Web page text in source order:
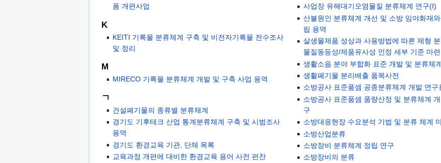
폼 개편사업
K
KEITI 기록물 분류체계 구축 및 비전자기록물 전수조사
및 정리
M
MIRECO 기록물 분류체계 개발 및 구축 사업 용역
ㄱ
건설폐기물의 종류별 분류체계
경기도 기후테크 산업 통계분류체계 구축 및 시범조사
용역
경기도 환경교육 기관, 단체 목록
교육과정 개편에 대비한 환경교육 용어 사전 편찬
사업장 유해대기오염물질 분류체계 연구(I)
산불원인 분류체계 개선 및 소방 임야화재
립 용역
살생물제품 성상과 사용방법에 따른 제형
물질동등성/제품유사성 인정 세부 기준 마련
생활소음 분야 부합화 표준 개발 및 분류체
생활폐기물 분리배출 품목사전
소방공사 표준품셈 공종분류체계 개발 연구
소방공사 표준품셈 품량산정 및 분류체계
구
소방대응현장 수요분석 기법 및 분류 체계
소방산업분류
소방장비 분류체계 정립 연구
소방장비의 분류